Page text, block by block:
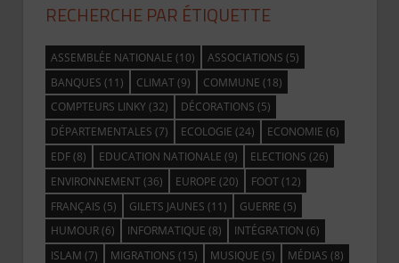
RECHERCHE PAR ÉTIQUETTE
ASSEMBLÉE NATIONALE (10) ASSOCIATIONS (5)
BANQUES (11) CLIMAT(9) COMMUNE (18)
COMPTEURS LINKY(32) DÉCORATIONS (5)
DÉPARTEMENTALES (7) ECOLOGIE (24) ECONOMIE (6)
EDF(8) EDUCATION NATIONALE (9) ELECTIONS (26)
ENVIRONNEMENT(36) EUROPE (20) FOOT(12)
FRANÇAIS (5) GILETS JAUNES (11) GUERRE (5)
HUMOUR(6) INFORMATIQUE (8) INTÉGRATION (6)
ISLAM (7) MIGRATIONS (15) MUSIQUE (5) MÉDIAS (8)